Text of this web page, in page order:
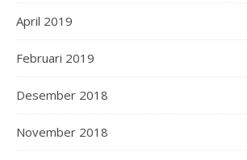
April 2019
Februari 2019
Desember 2018
November 2018